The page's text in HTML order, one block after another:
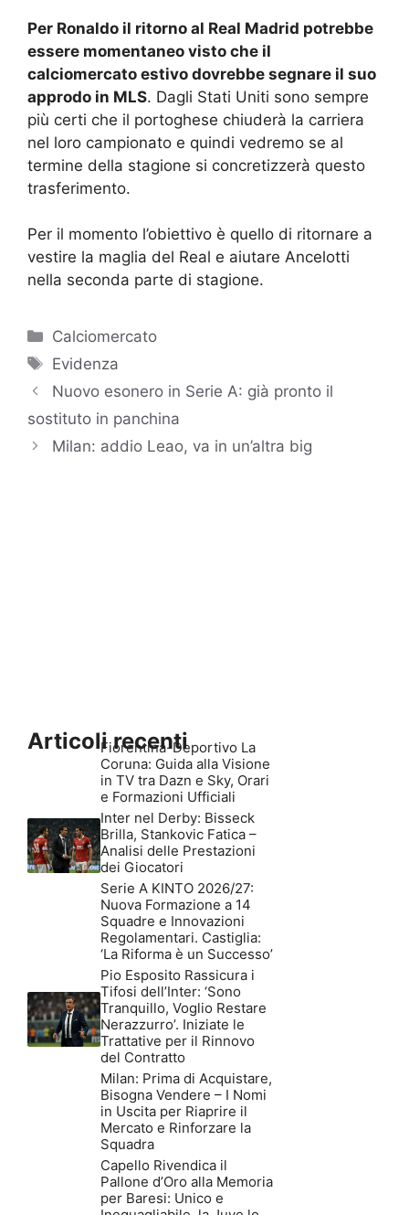
Per Ronaldo il ritorno al Real Madrid potrebbe
essere momentaneo visto che il
calciomercato estivo dovrebbe segnare il suo
approdo in MLS. Dagli Stati Uniti sono sempre
più certi che il portoghese chiuderà la carriera
nel loro campionato e quindi vedremo se al
termine della stagione si concretizzerà questo
trasferimento.
Per il momento l’obiettivo è quello di ritornare a
vestire la maglia del Real e aiutare Ancelotti
nella seconda parte di stagione.
Categorie
Calciomercato
Tag
Evidenza
Nuovo esonero in Serie A: già pronto il
sostituto in panchina
Milan: addio Leao, va in un’altra big
Articoli recenti
Fiorentina-Deportivo La
Coruna: Guida alla Visione
in TV tra Dazn e Sky, Orari
e Formazioni Ufficiali
Inter nel Derby: Bisseck
Brilla, Stankovic Fatica –
Analisi delle Prestazioni
dei Giocatori
Serie A KINTO 2026/27:
Nuova Formazione a 14
Squadre e Innovazioni
Regolamentari. Castiglia:
‘La Riforma è un Successo’
Pio Esposito Rassicura i
Tifosi dell’Inter: ‘Sono
Tranquillo, Voglio Restare
Nerazzurro’. Iniziate le
Trattative per il Rinnovo
del Contratto
Milan: Prima di Acquistare,
Bisogna Vendere – I Nomi
in Uscita per Riaprire il
Mercato e Rinforzare la
Squadra
Capello Rivendica il
Pallone d’Oro alla Memoria
per Baresi: Unico e